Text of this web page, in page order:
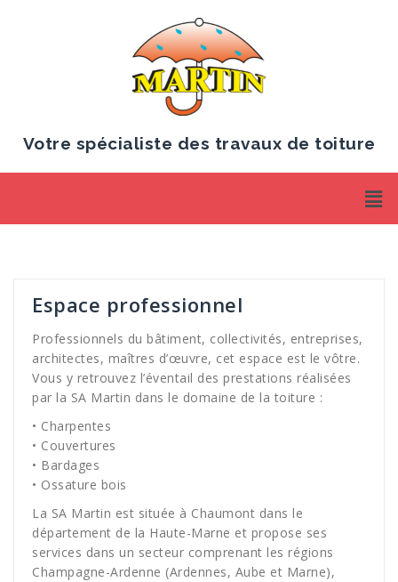
Votre spécialiste des travaux de toiture
Espace professionnel
Professionnels du bâtiment, collectivités, entreprises,
architectes, maîtres d’œuvre, cet espace est le vôtre.
Vous y retrouvez l’éventail des prestations réalisées
par la SA Martin dans le domaine de la toiture :
• Charpentes
• Couvertures
• Bardages
• Ossature bois
La SA Martin est située à Chaumont dans le
département de la Haute-Marne et propose ses
services dans un secteur comprenant les régions
Champagne-Ardenne (Ardennes, Aube et Marne),